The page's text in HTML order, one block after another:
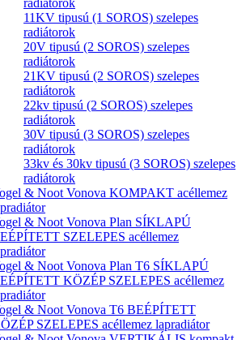
radiátorok
11KV tipusú (1 SOROS) szelepes
radiátorok
20V tipusú (2 SOROS) szelepes
radiátorok
21KV tipusú (2 SOROS) szelepes
radiátorok
22kv tipusú (2 SOROS) szelepes
radiátorok
30V tipusú (3 SOROS) szelepes
radiátorok
33kv és 30kv tipusú (3 SOROS) szelepes
radiátorok
& Noot Vonova KOMPAKT acéllemez
& Noot Vonova Plan SÍKLAPÚ
SZELEPES acéllemez
& Noot Vonova Plan T6 SÍKLAPÚ
KÖZÉP SZELEPES acéllemez
& Noot Vonova T6 BEÉPÍTETT
SZELEPES acéllemez lapradiátor